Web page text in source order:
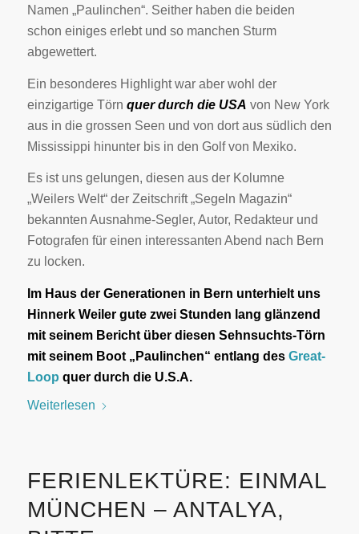
Namen „Paulinchen“. Seither haben die beiden
schon einiges erlebt und so manchen Sturm
abgewettert.
Ein besonderes Highlight war aber wohl der
einzigartige Törn quer durch die USA von New York
aus in die grossen Seen und von dort aus südlich den
Mississippi hinunter bis in den Golf von Mexiko.
Es ist uns gelungen, diesen aus der Kolumne
„Weilers Welt“ der Zeitschrift „Segeln Magazin“
bekannten Ausnahme-Segler, Autor, Redakteur und
Fotografen für einen interessanten Abend nach Bern
zu locken.
Im Haus der Generationen in Bern unterhielt uns
Hinnerk Weiler gute zwei Stunden lang glänzend
mit seinem Bericht über diesen Sehnsuchts-Törn
mit seinem Boot „Paulinchen“ entlang des Great-
Loop quer durch die U.S.A.
Weiterlesen
FERIENLEKTÜRE: EINMAL
MÜNCHEN – ANTALYA,